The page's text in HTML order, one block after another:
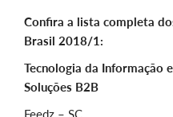
Confira a lista completa
Brasil 2018/1:
Tecnologia da Informação
Soluções B2B
Feedz – SC